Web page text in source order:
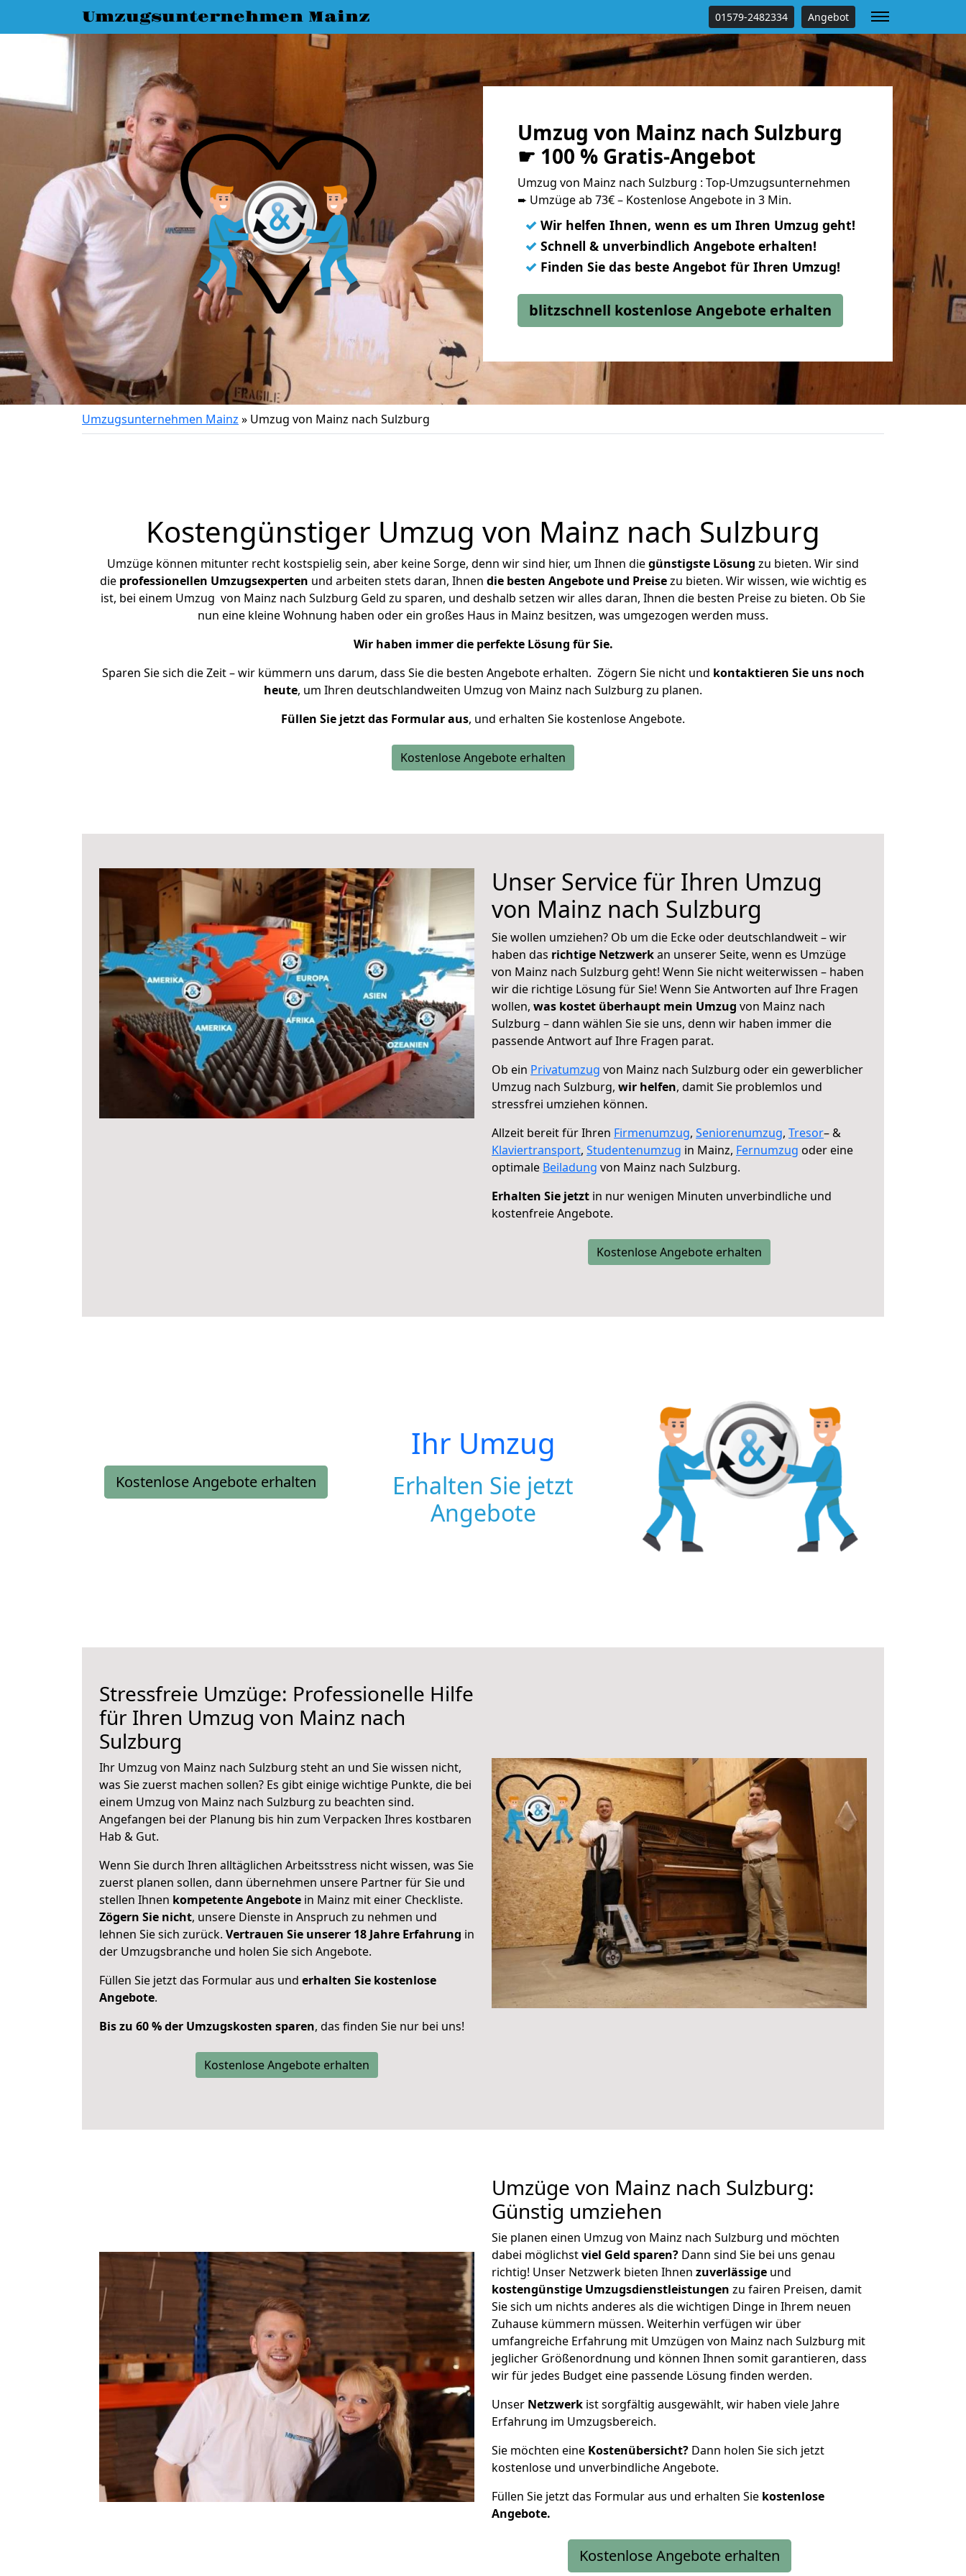
Umzugsunternehmen Mainz 01579-2482334 Angebot
Umzug von Mainz nach Sulzburg
☛ 100 % Gratis-Angebot
Umzug von Mainz nach Sulzburg : Top-Umzugsunternehmen
➨ Umzüge ab 73€ – Kostenlose Angebote in 3 Min.
✓ Wir helfen Ihnen, wenn es um Ihren Umzug geht!
✓ Schnell & unverbindlich Angebote erhalten!
✓ Finden Sie das beste Angebot für Ihren Umzug!
blitzschnell kostenlose Angebote erhalten
Umzugsunternehmen Mainz » Umzug von Mainz nach Sulzburg
Kostengünstiger Umzug von Mainz nach Sulzburg
Umzüge können mitunter recht kostspielig sein, aber keine Sorge, denn wir sind hier, um Ihnen diegünstigste Lösung zu bieten. Wir sind
die professionellen Umzugsexperten und arbeiten stets daran, Ihnen die besten Angebote und Preisezu bieten. Wir wissen, wie wichtig es
ist, bei einem Umzug von Mainz nach Sulzburg Geld zu sparen, und deshalb setzen wir alles daran, Ihnen die besten Preise zu bieten. Ob Sie
nun eine kleine Wohnung haben oder ein großes Haus in Mainz besitzen, was umgezogen werden muss.
Wir haben immer die perfekte Lösung für Sie.
Sparen Sie sich die Zeit – wir kümmern uns darum, dass Sie die besten Angebote erhalten. Zögern Sie nicht und kontaktieren Sie uns noch
heute, um Ihren deutschlandweiten Umzug von Mainz nach Sulzburg zu planen.
Füllen Sie jetzt das Formular aus, und erhalten Sie kostenlose Angebote.
Kostenlose Angebote erhalten
Unser Service für Ihren Umzug
von Mainz nach Sulzburg
Sie wollen umziehen? Ob um die Ecke oder deutschlandweit – wir
haben das richtige Netzwerkan unserer Seite, wenn es Umzüge
von Mainz nach Sulzburg geht! Wenn Sie nicht weiterwissen – haben
wir die richtige Lösung für Sie! Wenn Sie Antworten auf Ihre Fragen
wollen, was kostet überhaupt mein Umzug von Mainz nach
Sulzburg – dann wählen Sie sie uns, denn wir haben immer die
passende Antwort auf Ihre Fragen parat.
Ob ein Privatumzug von Mainz nach Sulzburg oder ein gewerblicher
Umzug nach Sulzburg, wir helfen, damit Sie problemlos und
stressfrei umziehen können.
Allzeit bereit für Ihren Firmenumzug, Seniorenumzug, Tresor– &
Klaviertransport, Studentenumzug in Mainz, Fernumzug oder eine
optimale Beiladung von Mainz nach Sulzburg.
Erhalten Sie jetzt in nur wenigen Minuten unverbindliche und
kostenfreie Angebote.
Kostenlose Angebote erhalten
Kostenlose Angebote erhalten
Ihr Umzug
Erhalten Sie jetzt
Angebote
Stressfreie Umzüge: Professionelle Hilfe
für Ihren Umzug von Mainz nach
Sulzburg
Ihr Umzug von Mainz nach Sulzburg steht an und Sie wissen nicht,
was Sie zuerst machen sollen? Es gibt einige wichtige Punkte, die bei
einem Umzug von Mainz nach Sulzburg zu beachten sind.
Angefangen bei der Planung bis hin zum Verpacken Ihres kostbaren
Hab & Gut.
Wenn Sie durch Ihren alltäglichen Arbeitsstress nicht wissen, was Sie
zuerst planen sollen, dann übernehmen unsere Partner für Sie und
stellen Ihnen kompetente Angebote in Mainz mit einer Checkliste.
Zögern Sie nicht, unsere Dienste in Anspruch zu nehmen und
lehnen Sie sich zurück. Vertrauen Sie unserer 18 Jahre Erfahrung in
der Umzugsbranche und holen Sie sich Angebote.
Füllen Sie jetzt das Formular aus und erhalten Sie kostenlose
Angebote.
Bis zu 60 % der Umzugskosten sparen, das finden Sie nur bei uns!
Kostenlose Angebote erhalten
Umzüge von Mainz nach Sulzburg:
Günstig umziehen
Sie planen einen Umzug von Mainz nach Sulzburg und möchten
dabei möglichstviel Geld sparen? Dann sind Sie bei uns genau
richtig! Unser Netzwerk bieten Ihnen zuverlässige und
kostengünstige Umzugsdienstleistungen zu fairen Preisen, damit
Sie sich um nichts anderes als die wichtigen Dinge in Ihrem neuen
Zuhause kümmern müssen. Weiterhin verfügen wir über
umfangreiche Erfahrung mit Umzügen von Mainz nach Sulzburg mit
jeglicher Größenordnung und können Ihnen somit garantieren, dass
wir für jedes Budget eine passende Lösung finden werden.
Unser Netzwerk ist sorgfältig ausgewählt, wir haben viele Jahre
Erfahrung im Umzugsbereich.
Sie möchten eine Kostenübersicht? Dann holen Sie sich jetzt
kostenlose und unverbindliche Angebote.
Füllen Sie jetzt das Formular aus und erhalten Sie kostenlose
Angebote.
Kostenlose Angebote erhalten